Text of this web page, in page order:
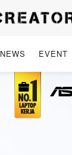
NEWS EVENT